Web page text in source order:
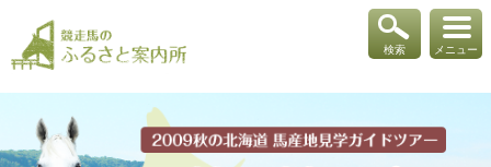
メニュー
検索